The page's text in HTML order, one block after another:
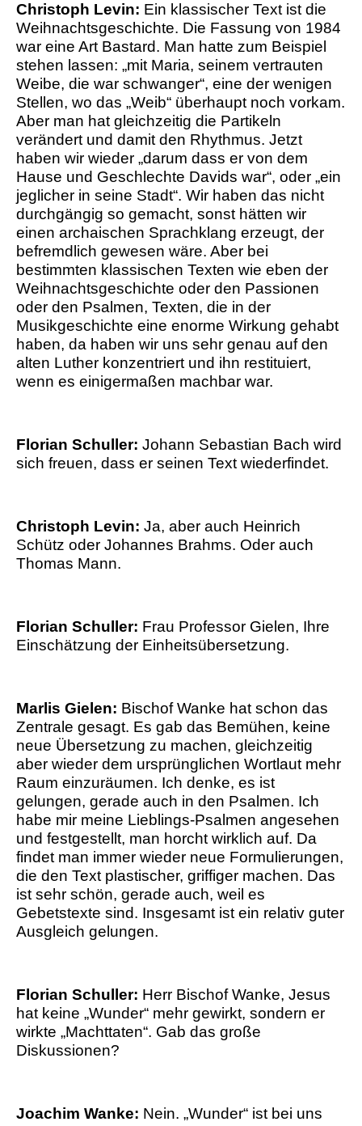
Christoph Levin: Ein klassischer Text ist die
Weihnachtsgeschichte. Die Fassung von 1984
war eine Art Bastard. Man hatte zum Beispiel
stehen lassen: „mit Maria, seinem vertrauten
Weibe, die war schwanger“, eine der wenigen
Stellen, wo das „Weib“ überhaupt noch vorkam.
Aber man hat gleichzeitig die Partikeln
verändert und damit den Rhythmus. Jetzt
haben wir wieder „darum dass er von dem
Hause und Geschlechte Davids war“, oder „ein
jeglicher in seine Stadt“. Wir haben das nicht
durchgängig so gemacht, sonst hätten wir
einen archaischen Sprachklang erzeugt, der
befremdlich gewesen wäre. Aber bei
bestimmten klassischen Texten wie eben der
Weihnachtsgeschichte oder den Passionen
oder den Psalmen, Texten, die in der
Musikgeschichte eine enorme Wirkung gehabt
haben, da haben wir uns sehr genau auf den
alten Luther konzentriert und ihn restituiert,
wenn es einigermaßen machbar war.
Florian Schuller: Johann Sebastian Bach wird
sich freuen, dass er seinen Text wiederfindet.
Christoph Levin: Ja, aber auch Heinrich
Schütz oder Johannes Brahms. Oder auch
Thomas Mann.
Florian Schuller: Frau Professor Gielen, Ihre
Einschätzung der Einheitsübersetzung.
Marlis Gielen: Bischof Wanke hat schon das
Zentrale gesagt. Es gab das Bemühen, keine
neue Übersetzung zu machen, gleichzeitig
aber wieder dem ursprünglichen Wortlaut mehr
Raum einzuräumen. Ich denke, es ist
gelungen, gerade auch in den Psalmen. Ich
habe mir meine Lieblings-Psalmen angesehen
und festgestellt, man horcht wirklich auf. Da
findet man immer wieder neue Formulierungen,
die den Text plastischer, griffiger machen. Das
ist sehr schön, gerade auch, weil es
Gebetstexte sind. Insgesamt ist ein relativ guter
Ausgleich gelungen.
Florian Schuller: Herr Bischof Wanke, Jesus
hat keine „Wunder“ mehr gewirkt, sondern er
wirkte „Machttaten“. Gab das große
Diskussionen?
Joachim Wanke: Nein. „Wunder“ ist bei uns